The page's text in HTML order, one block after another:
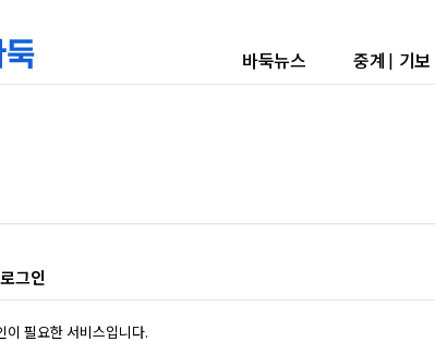
바둑뉴스 중계 | 기보
그인
이 필요한 서비스입니다.